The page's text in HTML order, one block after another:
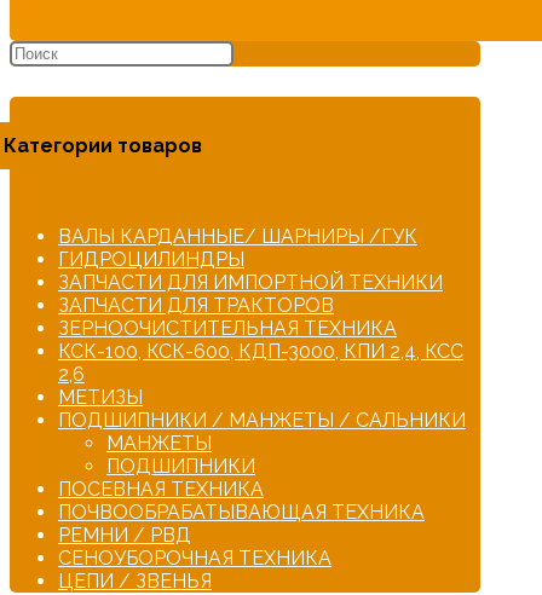
Категории товаров
ВАЛЫ КАРДАННЫЕ/ ШАРНИРЫ /ГУК
ГИДРОЦИЛИНДРЫ
ЗАПЧАСТИ ДЛЯ ИМПОРТНОЙ ТЕХНИКИ
ЗАПЧАСТИ ДЛЯ ТРАКТОРОВ
ЗЕРНООЧИСТИТЕЛЬНАЯ ТЕХНИКА
КСК-100, КСК-600, КДП-3000, КПИ 2,4, КСС
2,6
МЕТИЗЫ
ПОДШИПНИКИ / МАНЖЕТЫ / САЛЬНИКИ
МАНЖЕТЫ
ПОДШИПНИКИ
ПОСЕВНАЯ ТЕХНИКА
ПОЧВООБРАБАТЫВАЮЩАЯ ТЕХНИКА
РЕМНИ / РВД
СЕНОУБОРОЧНАЯ ТЕХНИКА
ЦЕПИ / ЗВЕНЬЯ